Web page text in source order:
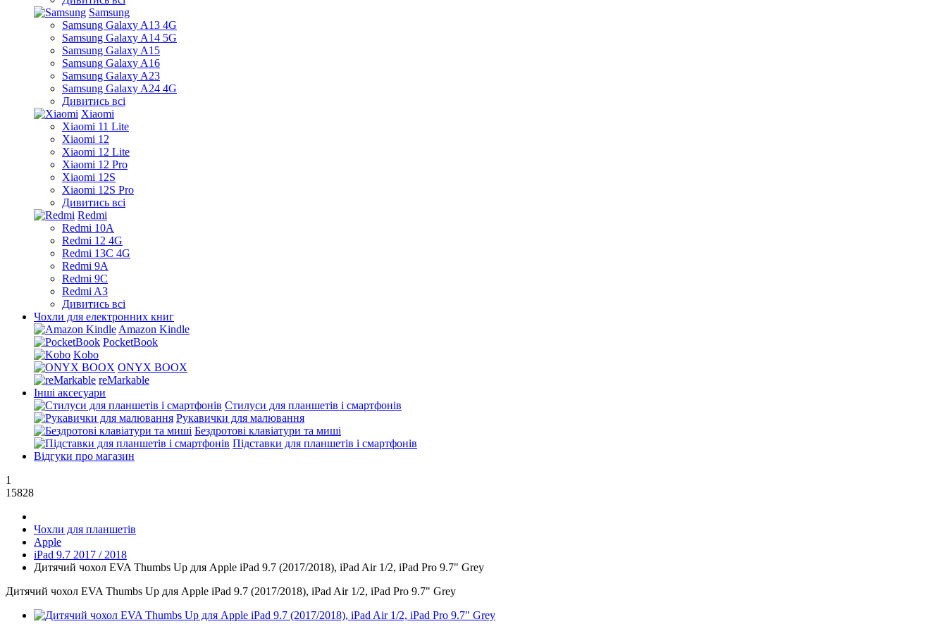
Samsung
Samsung Galaxy A13 4G
Samsung Galaxy A14 5G
Samsung Galaxy A15
Samsung Galaxy A16
Samsung Galaxy A23
Samsung Galaxy A24 4G
Дивитись всі
Xiaomi
Xiaomi 11 Lite
Xiaomi 12
Xiaomi 12 Lite
Xiaomi 12 Pro
Xiaomi 12S
Xiaomi 12S Pro
Дивитись всі
Redmi
Redmi 10A
Redmi 12 4G
Redmi 13C 4G
Redmi 9A
Redmi 9C
Redmi A3
Дивитись всі
Чохли для електронних книг
Amazon Kindle
PocketBook
Kobo
ONYX BOOX
reMarkable
Інші аксесуари
Стилуси для планшетів і смартфонів
Рукавички для малювання
Бездротові клавіатури та миші
Підставки для планшетів і смартфонів
Відгуки про магазин
1
15828
Чохли для планшетів
Apple
iPad 9.7 2017 / 2018
Дитячий чохол EVA Thumbs Up для Apple iPad 9.7 (2017/2018), iPad Air 1/2, iPad Pro 9.7" Grey
Дитячий чохол EVA Thumbs Up для Apple iPad 9.7 (2017/2018), iPad Air 1/2, iPad Pro 9.7" Grey